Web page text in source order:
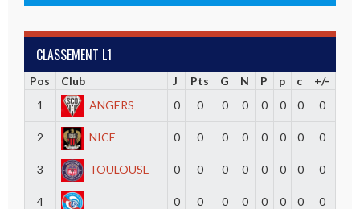
CLASSEMENT L1
Pos Club J Pts G N P p c
+/-
1
ANGERS 0 0 0 0 0 0 0 0
2 NICE 0 0 0 0 0 0 0 0
3 TOULOUSE 0 0 0 0 0 0 0 0
4
0 0 0 0 0 0 0 0